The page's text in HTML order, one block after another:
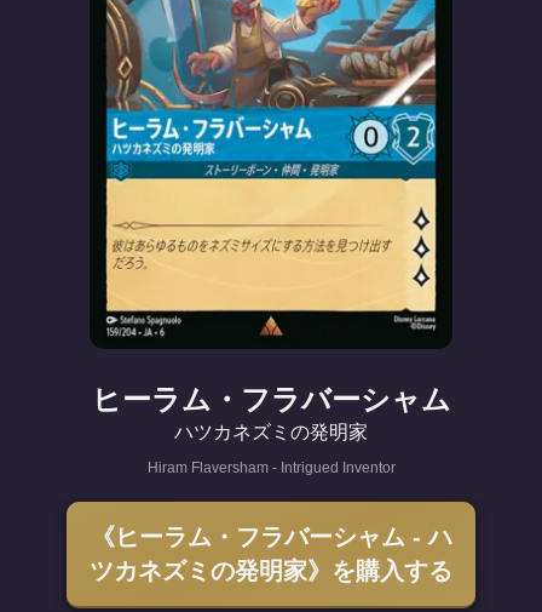
ヒーラム・フラバーシャム
ハツカネズミの発明家
Hiram Flaversham - Intrigued Inventor
《ヒーラム・フラバーシャム - ハ
ツカネズミの発明家》を購入する